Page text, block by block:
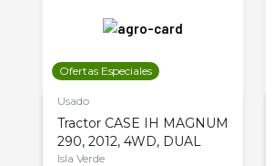
Ofertas Especiales
Usado
Tractor CASE IH MAGNUM
290, 2012, 4WD, DUAL
Isla Verde